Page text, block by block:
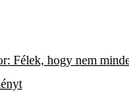
Félek, hogy nem